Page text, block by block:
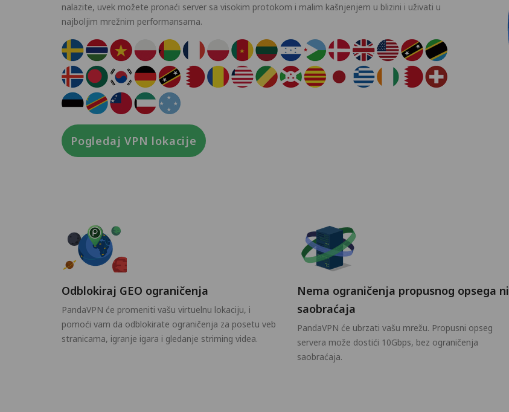
nalazite, uvek možete pronaći server sa visokim protokom i malim kašnjenjem u blizini i uživati u
najboljim mrežnim performansama.
Pogledaj VPN lokacije
Odblokiraj GEO ograničenja
PandaVPN će promeniti vašu virtuelnu lokaciju, i
pomoći vam da odblokirate ograničenja za posetu veb
stranicama, igranje igara i gledanje striming videa.
Nema ograničenja propusnog opsega ni
saobraćaja
PandaVPN će ubrzati vašu mrežu. Propusni opseg
servera može dostići 10Gbps, bez ograničenja
saobraćaja.